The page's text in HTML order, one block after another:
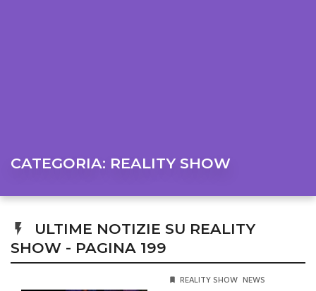
CATEGORIA: REALITY SHOW
ULTIME NOTIZIE SU REALITY
SHOW - PAGINA 199
REALITY SHOW NEWS